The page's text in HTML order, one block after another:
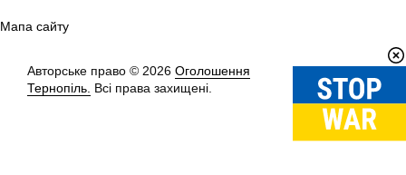
Мапа сайту
Авторське право © 2026 Оголошення
Тернопіль. Всі права захищені.
Вгору↑